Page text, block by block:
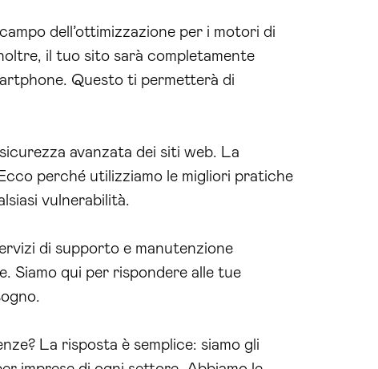
dell’ottimizzazione per i motori di
il tuo sito sarà completamente
Questo ti permetterà di
avanzata dei siti web. La
perché utilizziamo le migliori pratiche
vulnerabilità.
di supporto e manutenzione
Siamo qui per rispondere alle tue
La risposta è semplice: siamo gli